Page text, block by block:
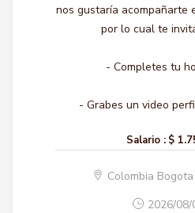
nos gustaría acompañarte
por lo cual te
- Completes tu
- Grabes un video
Salario : $
Colombia
2026/08/